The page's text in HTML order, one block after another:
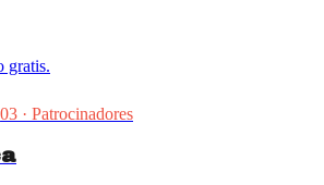
gratis.
03 · Patrocinadores